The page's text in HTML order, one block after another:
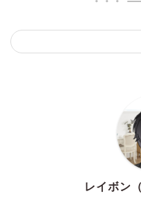
レイボン